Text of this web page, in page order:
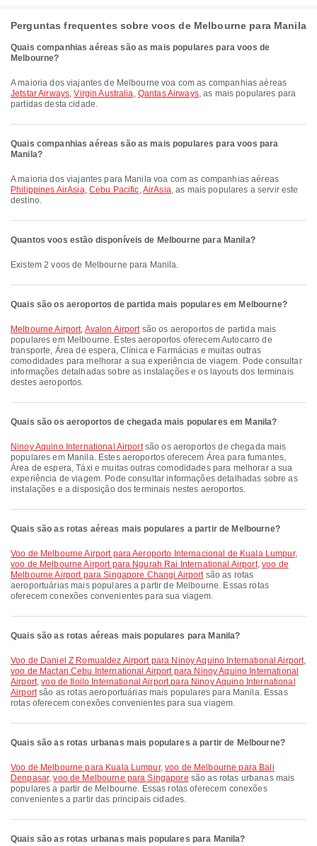
Perguntas frequentes sobre voos de Melbourne para Manila
Quais companhias aéreas são as mais populares para voos de
Melbourne?
A maioria dos viajantes de Melbourne voa com as companhias aéreas
Jetstar Airways,Virgin Australia, Qantas Airways, as mais populares para
partidas desta cidade.
Quais companhias aéreas são as mais populares para voos para
Manila?
A maioria dos viajantes para Manila voa com as companhias aéreas
Philippines AirAsia, Cebu Pacific,AirAsia, as mais populares a servir este
destino.
Quantos voos estão disponíveis de Melbourne para Manila?
Existem 2 voos de Melbourne para Manila.
Quais são os aeroportos de partida mais populares em Melbourne?
Melbourne Airport, Avalon Airportsão os aeroportos de partida mais
populares em Melbourne. Estes aeroportos oferecem Autocarro de
transporte, Área de espera, Clínica e Farmácias e muitas outras
comodidades para melhorar a sua experiência de viagem. Pode consultar
informações detalhadas sobre as instalações e os layouts dos terminais
destes aeroportos.
Quais são os aeroportos de chegada mais populares em Manila?
Ninoy Aquino International Airportsão os aeroportos de chegada mais
populares em Manila. Estes aeroportos oferecem Área para fumantes,
Área de espera, Táxi e muitas outras comodidades para melhorar a sua
experiência de viagem. Pode consultar informações detalhadas sobre as
instalações e a disposição dos terminais nestes aeroportos.
Quais são as rotas aéreas mais populares a partir de Melbourne?
voo de Melbourne Airport para Aeroporto Internacional de Kuala Lumpur,
voo de Melbourne Airport para Ngurah Rai International Airport, voo de
Melbourne Airport para Singapore Changi Airportsão as rotas
aeroportuárias mais populares a partir de Melbourne. Essas rotas
oferecem conexões convenientes para sua viagem.
Quais são as rotas aéreas mais populares para Manila?
voo de Daniel Z Romualdez Airport para Ninoy Aquino International Airport,
voo de Mactan Cebu International Airport para Ninoy Aquino International
Airport,voo de Iloilo International Airport para Ninoy Aquino International
Airportsão as rotas aeroportuárias mais populares para Manila. Essas
rotas oferecem conexões convenientes para sua viagem.
Quais são as rotas urbanas mais populares a partir de Melbourne?
voo de Melbourne para Kuala Lumpur,voo de Melbourne para Bali
Denpasar,voo de Melbourne para Singapore são as rotas urbanas mais
populares a partir de Melbourne. Essas rotas oferecem conexões
convenientes a partir das principais cidades.
Quais são as rotas urbanas mais populares para Manila?